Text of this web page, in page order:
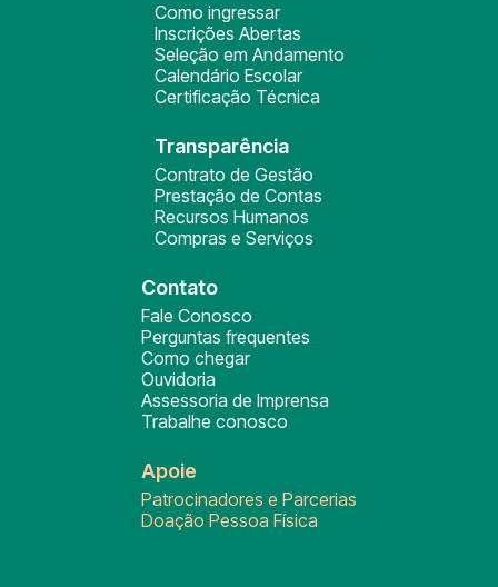
Como ingressar
Inscrições Abertas
Seleção em Andamento
Calendário Escolar
Certificação Técnica
Transparência
Contrato de Gestão
Prestação de Contas
Recursos Humanos
Compras e Serviços
Contato
Fale Conosco
Perguntas frequentes
Como chegar
Ouvidoria
Assessoria de Imprensa
Trabalhe conosco
Apoie
Patrocinadores e Parcerias
Doação Pessoa Física